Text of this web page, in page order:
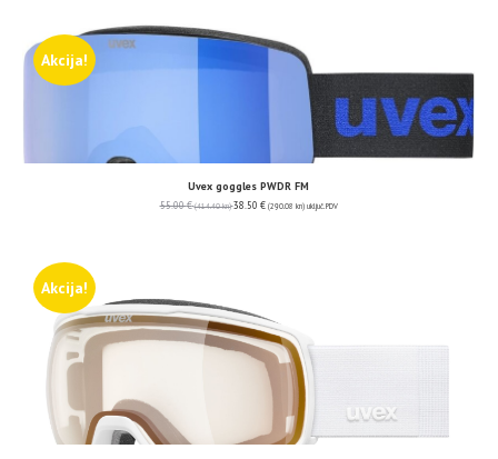
Akcija!
Uvex goggles PWDR FM
55.00€ (414.40 kn) 38.50 € (290.08 kn) uključ. PDV
Akcija!